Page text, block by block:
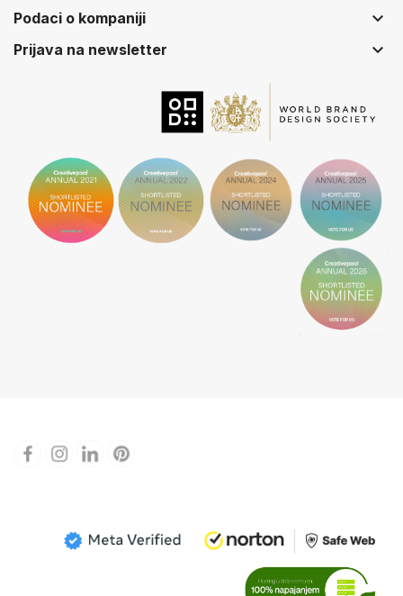
Podaci o kompaniji keyboard_arrow_down
Prijava na newsletter keyboard_arrow_down